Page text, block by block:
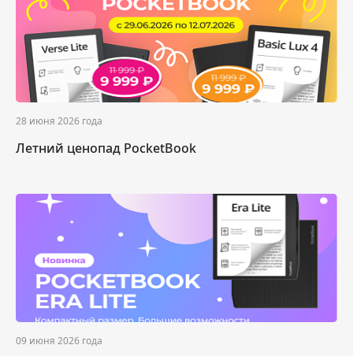
28 июня 2026 года
Летний ценопад PocketBook
09 июня 2026 года